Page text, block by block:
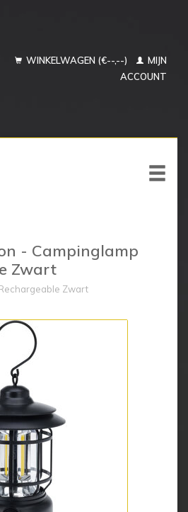
WINKELWAGEN (€--,--)
MIJN
ACCOUNT
- Campinglamp
Zwart
Zwart